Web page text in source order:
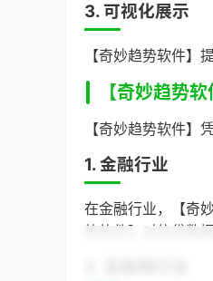
3. 可视化展示
【奇妙趋势软件】
【奇妙趋势
【奇妙趋势软件】
1. 金融行业
在金融行业，【奇
势软件】对信贷数